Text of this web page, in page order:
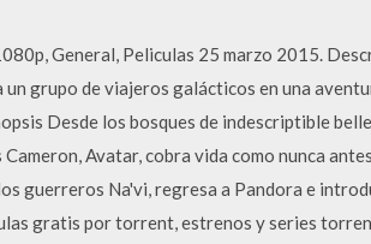
General, Peliculas 25 marzo 2015.
grupo de viajeros galácticos en una
Desde los bosques de indescriptible
Avatar, cobra vida como nunca
guerreros Na'vi, regresa a Pandora e
gratis por torrent, estrenos y series